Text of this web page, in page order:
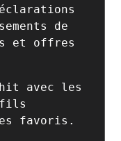
de
et offres
avec les
favoris.